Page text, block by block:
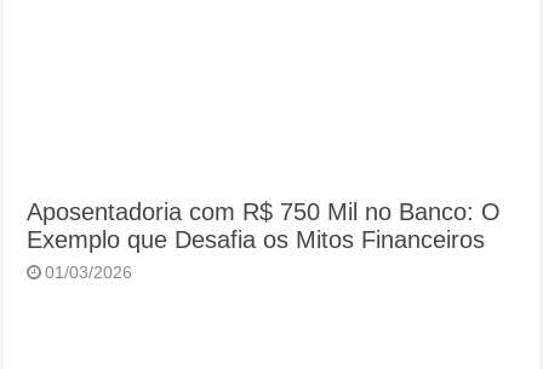
Aposentadoria com R$ 750 Mil no Banco: O
Exemplo que Desafia os Mitos Financeiros
01/03/2026